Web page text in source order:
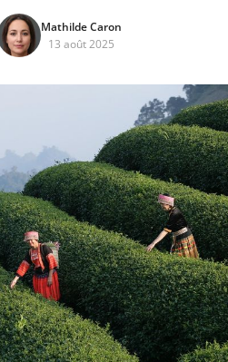
Mathilde Caron
13 août 2025